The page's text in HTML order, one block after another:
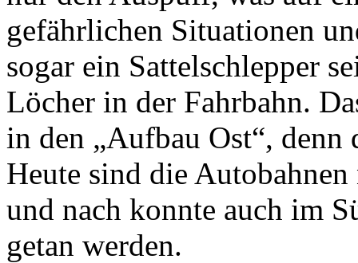
gefährlichen Situationen
sogar ein Sattelschlepper
Löcher in der Fahrbahn.
in den „Aufbau Ost“, denn
Heute sind die
und nach konnte auch im
getan werden.